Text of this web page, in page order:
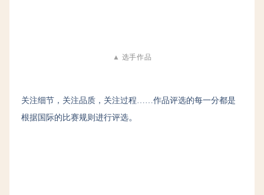
▲ 选手作品
关注细节，关注品质，关注过程……作品评选的每一分都是
根据国际的比赛规则进行评选。